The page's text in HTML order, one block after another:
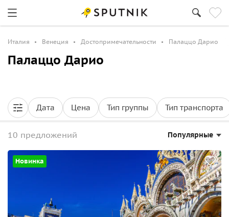
Италия Венеция Достопримечательности Палаццо Дарио
Палаццо Дарио
Дата Цена Тип группы Тип транспорта
10 предложений Популярные
Новинка